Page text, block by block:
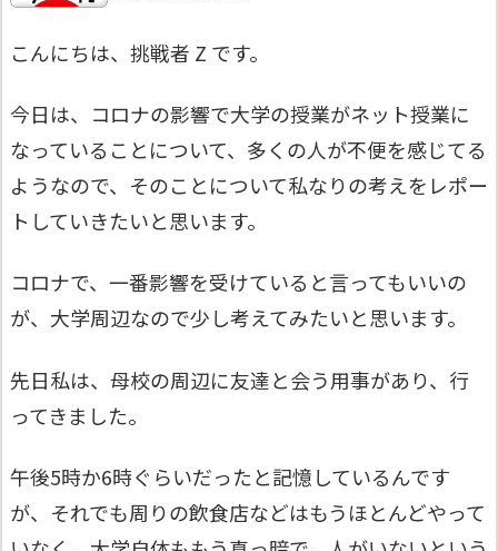
こんにちは、挑戦者 Z です。
今日は、コロナの影響で大学の授業がネット授業に
なっていることについて、多くの人が不便を感じてる
ようなので、そのことについて私なりの考えをレポー
トしていきたいと思います。
コロナで、一番影響を受けていると言ってもいいの
が、大学周辺なので少し考えてみたいと思います。
先日私は、母校の周辺に友達と会う用事があり、行
ってきました。
午後5時か6時ぐらいだったと記憶しているんです
が、それでも周りの飲食店などはもうほとんどやって